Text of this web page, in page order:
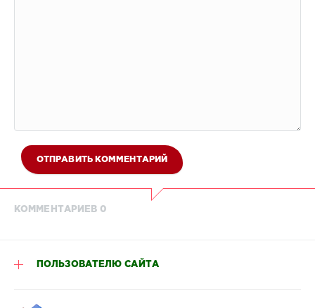
ОТПРАВИТЬ КОММЕНТАРИЙ
КОММЕНТАРИЕВ 0
ПОЛЬЗОВАТЕЛЮ САЙТА